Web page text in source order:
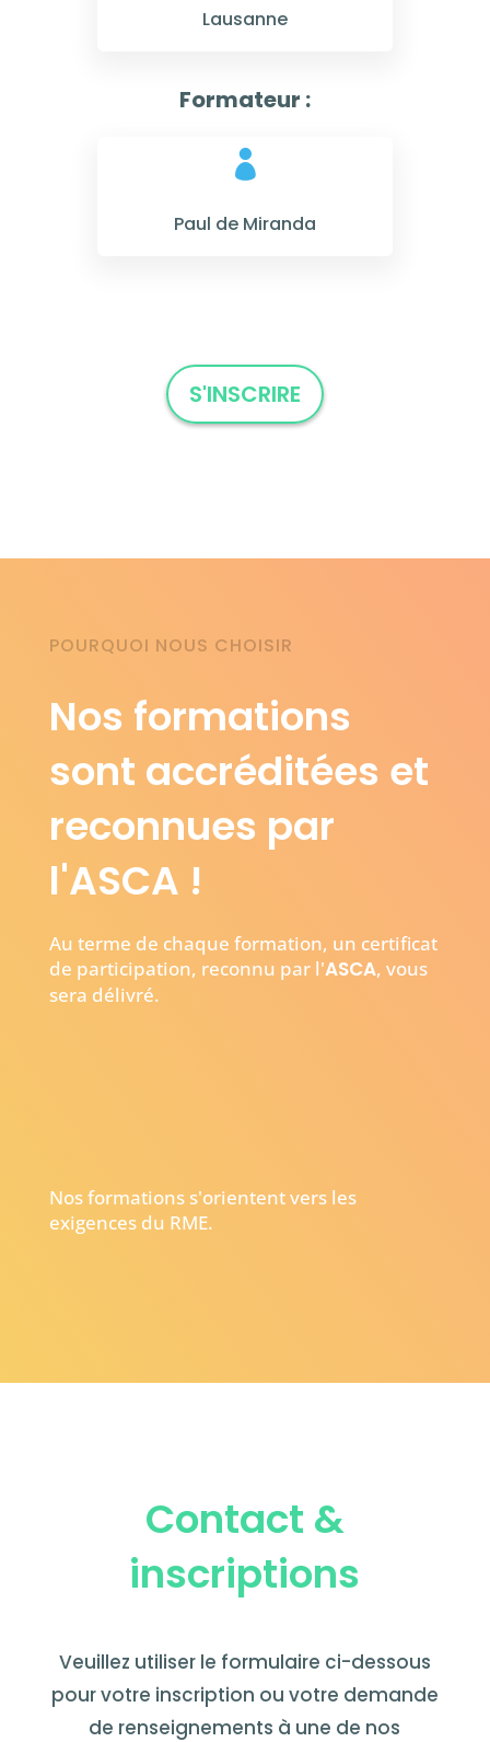
Lausanne
Formateur :

Paul de Miranda
S'INSCRIRE
POURQUOI NOUS CHOISIR
Nos formations
sont accréditées et
reconnues par
l'ASCA !
Au terme de chaque formation, un certificat
de participation, reconnu par l'ASCA, vous
sera délivré.
Nos formations s'orientent vers les
exigences du RME.
Contact &
inscriptions
Veuillez utiliser le formulaire ci-dessous
pour votre inscription ou votre demande
de renseignements à une de nos